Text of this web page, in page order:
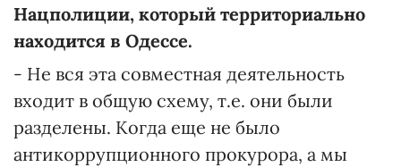
Нацполиции, который территориально
находится в Одессе.
- Не вся эта совместная деятельность
входит в общую схему, т.е. они были
разделены. Когда еще не было
антикоррупционного прокурора, а мы